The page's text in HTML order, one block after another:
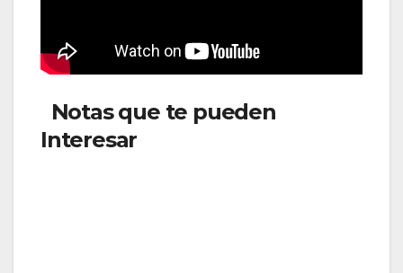
Notas que te pueden
Interesar